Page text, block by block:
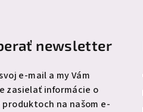
newsletter
e-mail a my Vám
zasielať informácie o
produktoch na našom e-